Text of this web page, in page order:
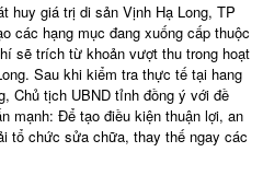
huy giá trị di sản Vịnh Hạ Long, TP
các hạng mục đang xuống cấp thuộc
sẽ trích từ khoản vượt thu trong hoạt
Sau khi kiểm tra thực tế tại hang
Chủ tịch UBND tỉnh đồng ý với đề
mạnh: Để tạo điều kiện thuận lợi, an
tổ chức sửa chữa, thay thế ngay các